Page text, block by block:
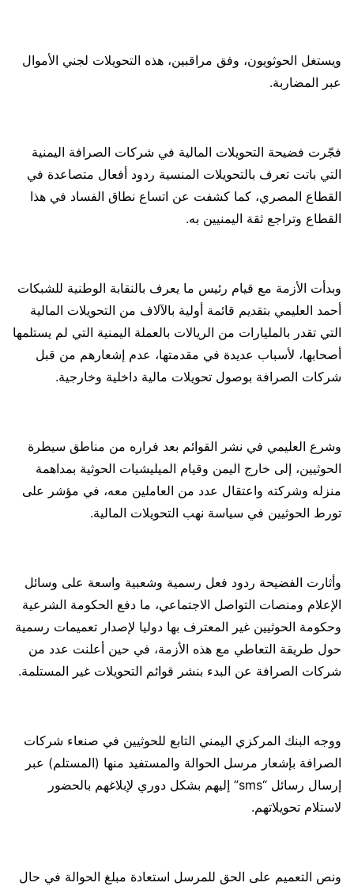
ويستغل الحوثويون، وفق مراقبين، هذه التحويلات لجني الأموال
عبر المضاربة.
فجّرت فضيحة التحويلات المالية في شركات الصرافة اليمنية
التي باتت تعرف بالتحويلات المنسية ردود أفعال متصاعدة في
القطاع المصري، كما كشفت عن اتساع نطاق الفساد في هذا
القطاع وتراجع ثقة اليمنيين به.
وبدأت الأزمة مع قيام رئيس ما يعرف بالنقابة الوطنية للشبكات
أحمد العليمي بتقديم قائمة أولية بالآلاف من التحويلات المالية
التي تقدر بالمليارات من الريالات بالعملة اليمنية التي لم يستلمها
أصحابها، لأسباب عديدة في مقدمتها، عدم إشعارهم من قبل
شركات الصرافة بوصول تحويلات مالية داخلية وخارجية.
وشرع العليمي في نشر القوائم بعد فراره من مناطق سيطرة
الحوثيين، إلى خارج اليمن وقيام الميليشيات الحوثية بمداهمة
منزله وشركته واعتقال عدد من العاملين معه، في مؤشر على
تورط الحوثيين في سياسة نهب التحويلات المالية.
وأثارت الفضيحة ردود فعل رسمية وشعبية واسعة على وسائل
الإعلام ومنصات التواصل الاجتماعي، ما دفع الحكومة الشرعية
وحكومة الحوثيين غير المعترف بها دوليا لإصدار تعميمات رسمية
حول طريقة التعاطي مع هذه الأزمة، في حين أعلنت عدد من
شركات الصرافة عن البدء بنشر قوائم التحويلات غير المستلمة.
ووجه البنك المركزي اليمني التابع للحوثيين في صنعاء شركات
الصرافة بإشعار مرسل الحوالة والمستفيد منها (المستلم) عبر
إرسال رسائل “sms” إليهم بشكل دوري لإبلاغهم بالحضور
لاستلام تحويلاتهم.
ونص التعميم على الحق للمرسل استعادة مبلغ الحوالة في حال